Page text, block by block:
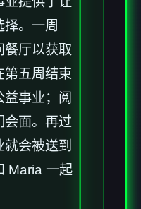
择。一周
餐厅以获取
第五周结束
事业；阅
会面。再过
会被送到
Maria 一起